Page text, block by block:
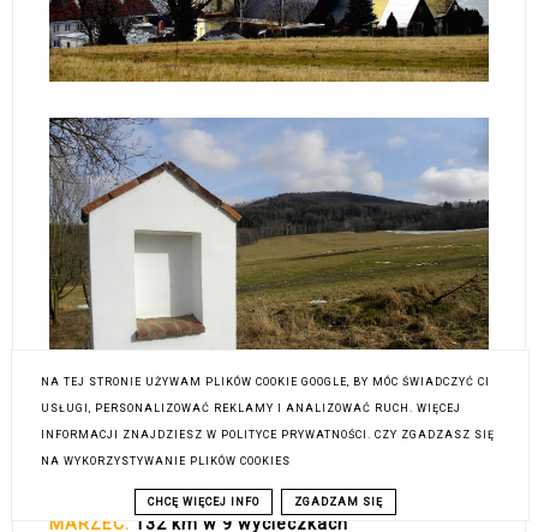
MARZEC: 132 km w 9 wycieczkach
NA TEJ STRONIE UŻYWAM PLIKÓW COOKIE GOOGLE, BY MÓC ŚWIADCZYĆ CI
USŁUGI, PERSONALIZOWAĆ REKLAMY I ANALIZOWAĆ RUCH. WIĘCEJ
INFORMACJI ZNAJDZIESZ W POLITYCE PRYWATNOŚCI. CZY ZGADZASZ SIĘ
NA WYKORZYSTYWANIE PLIKÓW COOKIES
CHCĘ WIĘCEJ INFO ZGADZAM SIĘ